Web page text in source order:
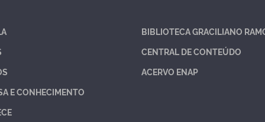
E CONHECIMENTO
BIBLIOTECA GRACILIANO
CENTRAL DE CONTEÚDO
ACERVO ENAP